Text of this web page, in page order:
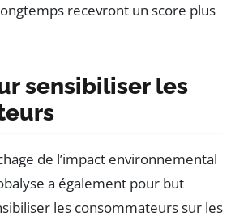
recevront un score plus
sensibiliser les
de l’impact environnemental
a également pour but
les consommateurs sur les